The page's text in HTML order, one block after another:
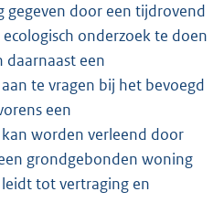
door een tijdrovend
onderzoek te doen
daarnaast een
te vragen bij het bevoegd
een
worden verleend door
grondgebonden woning
tot vertraging en